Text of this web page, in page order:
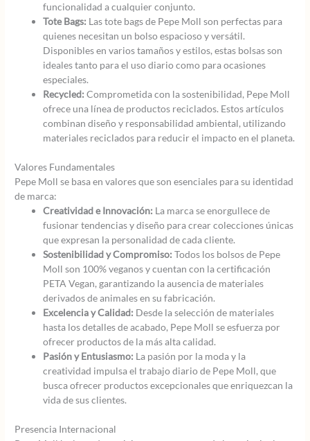
funcionalidad a cualquier conjunto.
Tote Bags: Las tote bags de Pepe Moll son perfectas para
quienes necesitan un bolso espacioso y versátil.
Disponibles en varios tamaños y estilos, estas bolsas son
ideales tanto para el uso diario como para ocasiones
especiales.
Recycled: Comprometida con la sostenibilidad, Pepe Moll
ofrece una línea de productos reciclados. Estos artículos
combinan diseño y responsabilidad ambiental, utilizando
materiales reciclados para reducir el impacto en el planeta.
Valores Fundamentales
Pepe Moll se basa en valores que son esenciales para su identidad
de marca:
Creatividad e Innovación: La marca se enorgullece de
fusionar tendencias y diseño para crear colecciones únicas
que expresan la personalidad de cada cliente.
Sostenibilidad y Compromiso: Todos los bolsos de Pepe
Moll son 100% veganos y cuentan con la certificación
PETA Vegan, garantizando la ausencia de materiales
derivados de animales en su fabricación.
Excelencia y Calidad: Desde la selección de materiales
hasta los detalles de acabado, Pepe Moll se esfuerza por
ofrecer productos de la más alta calidad.
Pasión y Entusiasmo: La pasión por la moda y la
creatividad impulsa el trabajo diario de Pepe Moll, que
busca ofrecer productos excepcionales que enriquezcan la
vida de sus clientes.
Presencia Internacional